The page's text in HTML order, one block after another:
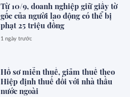
Từ 10/9, doanh nghiệp giữ giấy tờ
gốc của người lao động có thể bị
phạt 25 triệu đồng
1 ngày trước
Hồ sơ miễn thuế, giảm thuế theo
Hiệp định thuế đối với nhà thầu
nước ngoài